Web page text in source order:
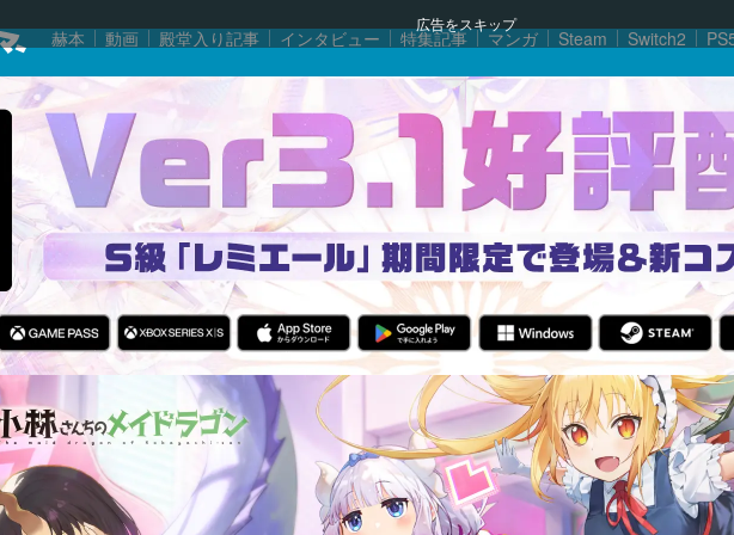
広告をスキップ
赫本 動画 殿堂入り記事 インタビュー 特集記事 マンガ Steam Switch2